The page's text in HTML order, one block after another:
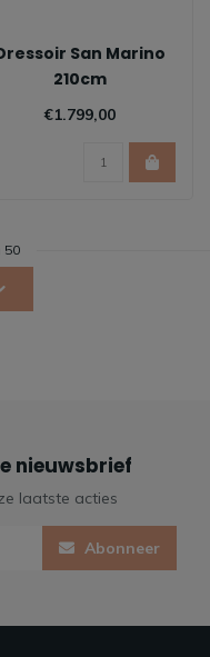
San Marino
210cm
€1.799,00
nieuwsbrief
laatste acties
Abonneer